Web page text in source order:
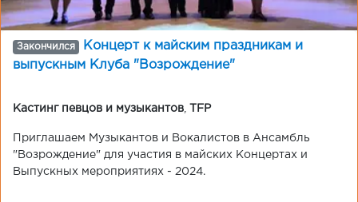
Закончился
Концерт к майским праздникам и
выпускным Клуба "Возрождение"
Кастинг певцов и музыкантов TFP
Приглашаем Музыкантов и Вокалистов в Ансамбль
"Возрождение" для участия в майских Концертах и
Выпускных мероприятиях - 2024.